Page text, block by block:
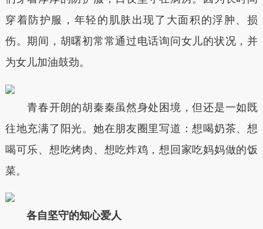
穿着防护服，年轻的肌肤出现了大面积的浮肿、损
伤。期间，胡曙初常常通过电话询问女儿的状况，并
为女儿加油鼓劲。
青春开朗的胡秦秦虽然身处困境，但还是一如既
往地充满了阳光。她在朋友圈里写道：想喝奶茶、想
喝可乐、想吃烤肉、想吃炸鸡，想回家吃妈妈做的饭
菜。
各自坚守的知心爱人